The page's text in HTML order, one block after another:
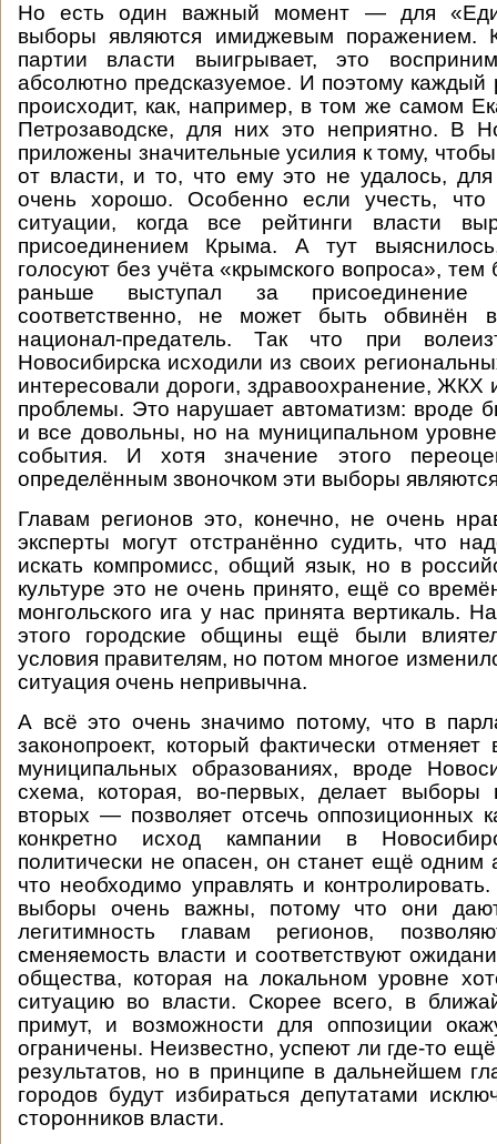
Но есть один важный момент — для
выборы являются имиджевым поражением.
партии власти выигрывает, это
абсолютно предсказуемое. И поэтому каждый
происходит, как, например, в том же самом
Петрозаводске, для них это неприятно. В
приложены значительные усилия к тому,
от власти, и то, что ему это не удалось,
очень хорошо. Особенно если учесть,
ситуации, когда все рейтинги власти
присоединением Крыма. А тут
голосуют без учёта «крымского вопроса», тем
раньше выступал за присоединение
соответственно, не может быть
национал-предатель. Так что при
Новосибирска исходили из своих
интересовали дороги, здравоохранение, ЖКХ
проблемы. Это нарушает автоматизм: вроде
и все довольны, но на муниципальном
события. И хотя значение этого
определённым звоночком эти выборы
Главам регионов это, конечно, не очень
эксперты могут отстранённо судить, что
искать компромисс, общий язык, но в
культуре это не очень принято, ещё со
монгольского ига у нас принята вертикаль.
этого городские общины ещё были
условия правителям, но потом многое
ситуация очень непривычна.
А всё это очень значимо потому, что в
законопроект, который фактически
муниципальных образованиях, вроде
схема, которая, во-первых, делает
вторых — позволяет отсечь оппозиционных
конкретно исход кампании в
политически не опасен, он станет ещё одним
что необходимо управлять и
выборы очень важны, потому что они
легитимность главам регионов,
сменяемость власти и соответствуют
общества, которая на локальном уровне
ситуацию во власти. Скорее всего, в
примут, и возможности для оппозиции
ограничены. Неизвестно, успеют ли где-то
результатов, но в принципе в дальнейшем
городов будут избираться депутатами
сторонников власти.